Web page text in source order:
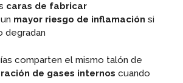
caras de fabricar
mayor riesgo de inflamación si
degradan
comparten el mismo talón de
de gases internos cuando